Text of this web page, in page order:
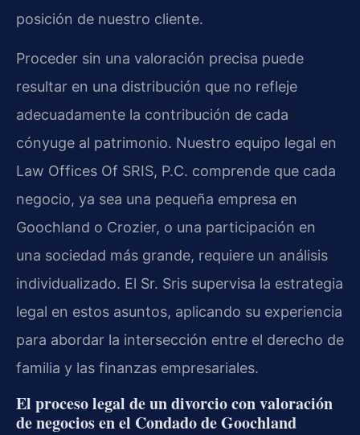
posición de nuestro cliente.
Proceder sin una valoración precisa puede
resultar en una distribución que no refleje
adecuadamente la contribución de cada
cónyuge al patrimonio. Nuestro equipo legal en
Law Offices Of SRIS, P.C. comprende que cada
negocio, ya sea una pequeña empresa en
Goochland o Crozier, o una participación en
una sociedad más grande, requiere un análisis
individualizado. El Sr. Sris supervisa la estrategia
legal en estos asuntos, aplicando su experiencia
para abordar la intersección entre el derecho de
familia y las finanzas empresariales.
El proceso legal de un divorcio con valoración
de negocios en el Condado de Goochland